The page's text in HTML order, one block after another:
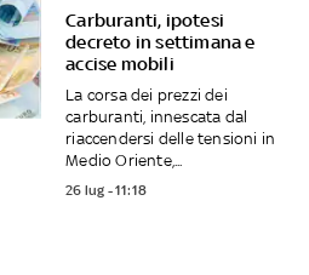
Carburanti, ipotesi
decreto in settimana e
accise mobili
La corsa dei prezzi dei
carburanti, innescata dal
riaccendersi delle tensioni in
Medio Oriente,...
26 lug - 11:18